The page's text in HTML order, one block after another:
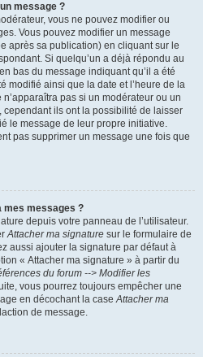
message ?
vous ne pouvez modifier ou
Vous pouvez modifier un message
après sa publication) en cliquant sur le
Si quelqu’un a déjà répondu au
bas du message indiquant qu’il a été
modifié ainsi que la date et l’heure de la
pas si un modérateur ou un
ils ont la possibilité de laisser
le message de leur propre initiative.
pas supprimer un message une fois que
mes messages ?
depuis votre panneau de l’utilisateur.
Attacher ma signature sur le formulaire de
aussi ajouter la signature par défaut à
« Attacher ma signature » à partir du
du forum --> Modifier les
vous pourrez toujours empêcher une
en décochant la caseAttacher ma
de message.